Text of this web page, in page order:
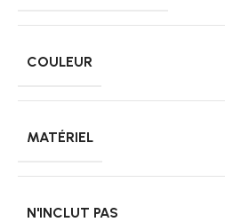
COULEUR
MATÉRIEL
N'INCLUT PAS